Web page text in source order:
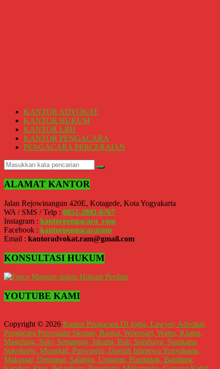
Bantul,
Wonosari,
Wates,
Klaten,
Magelang,
Solo,
Semarang,
Bali,
Surakarta,
Sukoharjo,
Mungkid,
Purworejo,
Daerah
Yogyakarta,
Makassar,
Denpasar,
Salatiga,
Ungaran,
Pontianak,
Riau,
Pekanbaru,
Bengkulu,
Mukomuko,
Gunung
KANTOR ADVOKAT
KANTOR HUKUM
KANTOR LBH
KANTOR PENGACARA
PENGACARA PERCERAIAN
ALAMAT KANTOR
Jalan Rejowinangun 420E, Kotagede, Kota Yogyakarta
WA / SMS / Telp : 0852-2892-6767
Instagram : kantorpengacara_ram
Facebook : kantorpengacararam
Email : kantoradvokat.ram@gmail.com
KONSULTASI HUKUM
YOUTUBE KAMI
Copyright © 2026 Kantor Pengacara Di Jogja, Lawyer, Advokat,
Pengacara Perceraian Sleman, Bantul, Wonosari, Wates, Klaten,
Magelang, Solo, Semarang, Jakarta, Bali, Surabaya, Surakarta,
Sukoharjo, Mungkid, Purworejo, Daerah Istimewa Yogyakarta,
Makassar, Denpasar, Salatiga, Ungaran, Pontianak, Bandung,